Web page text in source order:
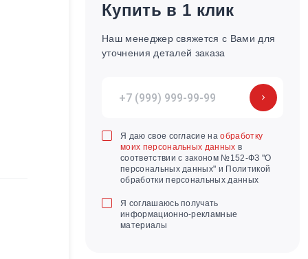
Купить в 1 клик
Наш менеджер свяжется с Вами для
уточнения деталей заказа
Я даю свое согласие наобработку
моих персональных данных в
соответствии с законом №152-ФЗ "О
персональных данных" и Политикой
обработки персональных данных
Я соглашаюсь получать
информационно-рекламные
материалы